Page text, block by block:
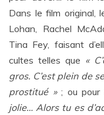
Dans le film original,
Lohan, Rachel
Tina Fey, faisant
cultes telles que «
gros. C’est plein de
prostitué »; ou pour
jolie… Alors tu es